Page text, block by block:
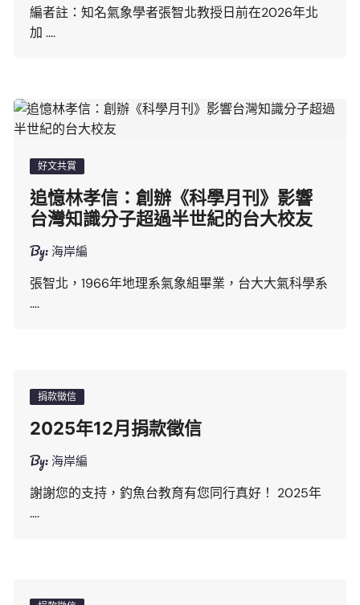
編者註：知名氣象學者張智北教授日前在2026年北
加 ….
好文共賞
追憶林孝信：創辦《科學月刊》影響
台灣知識分子超過半世紀的台大校友
By:海岸編
張智北，1966年地理系氣象組畢業，台大大氣科學系
….
捐款徵信
2025年12月捐款徵信
By:海岸編
謝謝您的支持，釣魚台教育有您同行真好！ 2025年
….